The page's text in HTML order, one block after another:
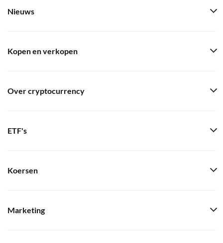
Nieuws
Kopen en verkopen
Over cryptocurrency
ETF's
Koersen
Marketing